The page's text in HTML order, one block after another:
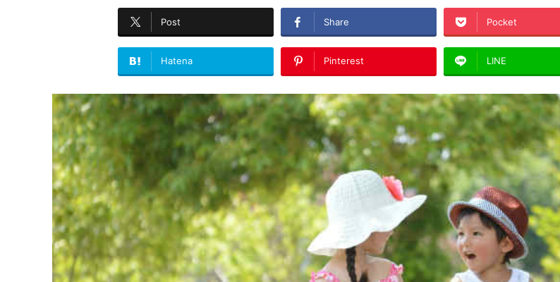
Post Share Pocket
Hatena Pinterest LINE